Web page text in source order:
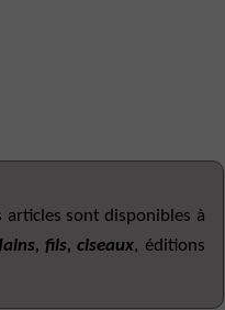
articles sont disponibles à
fils, ciseaux, éditions